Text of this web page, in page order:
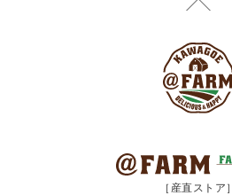
［産直ストア］